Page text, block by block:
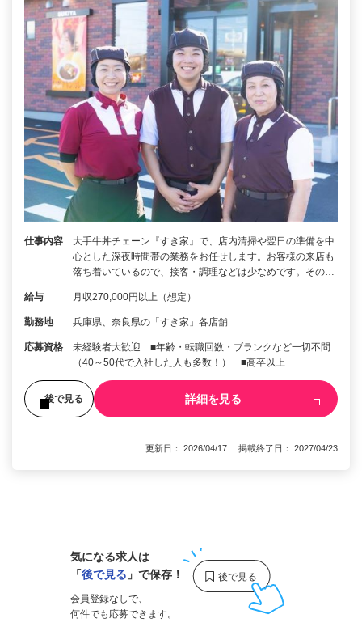
仕事内容
大手牛丼チェーン『すき家』で、店内清掃や翌日の準備を中
心とした深夜時間帯の業務をお任せします。お客様の来店も
落ち着いているので、接客・調理などは少なめです。その…
給与 月収270,000円以上（想定）
勤務地 兵庫県、奈良県の「すき家」各店舗
応募資格
未経験者大歓迎 ■年齢・転職回数・ブランクなど一切不問
（40～50代で入社した人も多数！） ■高卒以上
後で見る 詳細を見る
更新日： 2026/04/17 掲載終了日： 2027/04/23
気になる求人は
「後で見る 」で保存！
会員登録なしで、
何件でも応募できます。